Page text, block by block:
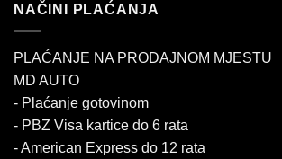
NAČINI PLAĆANJA
PLAĆANJE NA PRODAJNOM MJESTU
MD AUTO
- Plaćanje gotovinom
- PBZ Visa kartice do 6 rata
- American Express do 12 rata